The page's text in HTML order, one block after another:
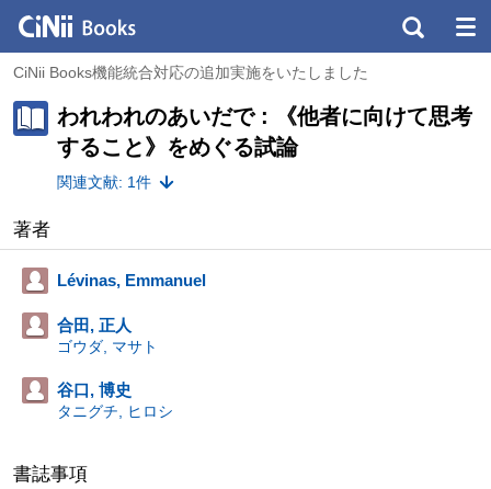
CiNii Books機能統合対応の追加実施をいたしました
われわれのあいだで : 《他者に向けて思考
すること》をめぐる試論
関連文献: 1件
著者
Lévinas, Emmanuel
合田, 正人
ゴウダ, マサト
谷口, 博史
タニグチ, ヒロシ
書誌事項